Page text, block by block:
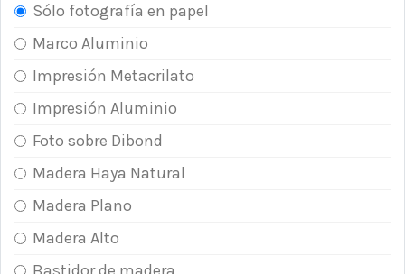
Sólo fotografía en papel
Marco Aluminio
Impresión Metacrilato
Impresión Aluminio
Foto sobre Dibond
Madera Haya Natural
Madera Plano
Madera Alto